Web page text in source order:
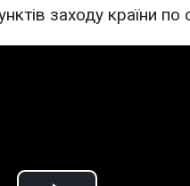
заходу країни по